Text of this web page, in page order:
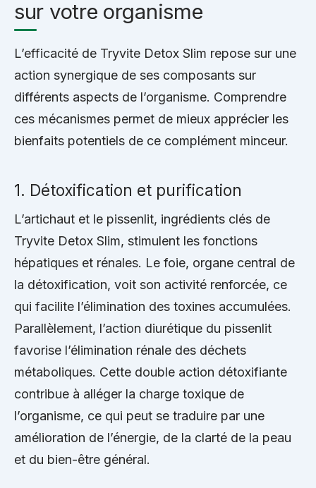
sur votre organisme
L’efficacité de Tryvite Detox Slim repose sur une
action synergique de ses composants sur
différents aspects de l’organisme. Comprendre
ces mécanismes permet de mieux apprécier les
bienfaits potentiels de ce complément minceur.
1. Détoxification et purification
L’artichaut et le pissenlit, ingrédients clés de
Tryvite Detox Slim, stimulent les fonctions
hépatiques et rénales. Le foie, organe central de
la détoxification, voit son activité renforcée, ce
qui facilite l’élimination des toxines accumulées.
Parallèlement, l’action diurétique du pissenlit
favorise l’élimination rénale des déchets
métaboliques. Cette double action détoxifiante
contribue à alléger la charge toxique de
l’organisme, ce qui peut se traduire par une
amélioration de l’énergie, de la clarté de la peau
et du bien-être général.